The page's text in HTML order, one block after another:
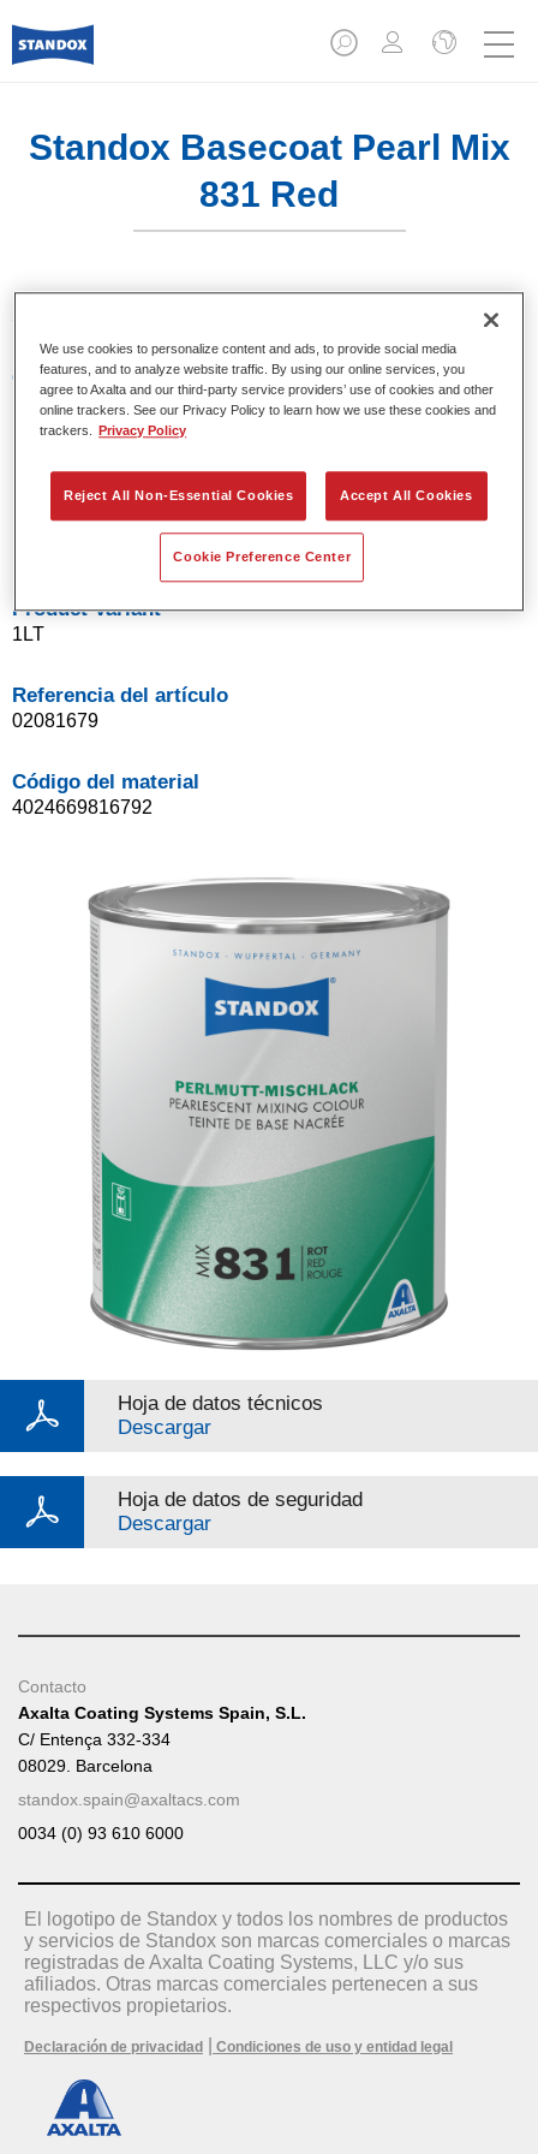
Standox Basecoat Pearl Mix
831 Red
Características del producto
Excelente precisión en la igualación del color.
Colores sólidos, metalizados y perlados.
Sistema de base bicapa disolvente de Standox.
Fácil de difuminar.
Product Variant
1LT
Referencia del artículo
02081679
Código del material
4024669816792
Hoja de datos técnicos
Descargar
Hoja de datos de seguridad
Descargar
Contacto
Axalta Coating Systems Spain, S.L.
C/ Entença 332-334
08029. Barcelona
standox.spain@axaltacs.com
0034 (0) 93 610 6000
El logotipo de Standox y todos los nombres de productos
y servicios de Standox son marcas comerciales o marcas
registradas de Axalta Coating Systems, LLC y/o sus
afiliados. Otras marcas comerciales pertenecen a sus
respectivos propietarios.
Declaración de privacidad Condiciones de uso y entidad legal
We use cookies to personalize content and ads, to provide social media
features, and to analyze website traffic. By using our online services, you
agree to Axalta and our third-party service providers’ use of cookies and other
online trackers. See our Privacy Policy to learn how we use these cookies and
trackers.
Privacy Policy
Reject All Non-Essential Cookies Accept All Cookies
Cookie Preference Center